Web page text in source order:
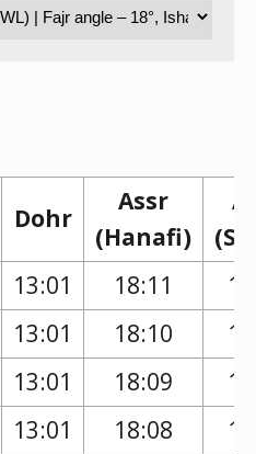
Dohr
Assr
(Hanafi)
13:01 18:11
13:01 18:10
13:01 18:09
13:01 18:08